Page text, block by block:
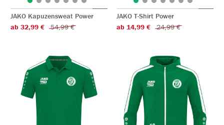
JAKO Kapuzensweat Power
ab 32,99 €
54,99 €
JAKO T-Shirt Power
ab 14,99 €
24,99 €